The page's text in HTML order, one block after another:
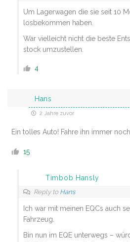
Um Lagerwagen die sie seit 10
losbekommen haben.
War vielleicht nicht die beste
stock umzustellen.
4
Hans
2 Jahre zuvor
Ein tolles Auto! Fahre ihn immer
15
Timbob Hansly
Reply to Hans
Ich war mit meinen EQCs auch
Fahrzeug.
Bin nun im EQE unterwegs –